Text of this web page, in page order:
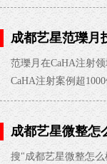
成都艺星范瓅月
范瓅月在CaHA注射
CaHA注射案例超
成都艺星微整怎
搜"成都艺星微整怎